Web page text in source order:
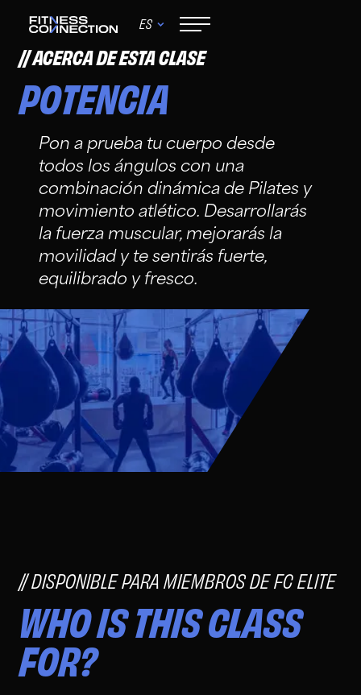
ES
ACERCA DE ESTA CLASE
POTENCIA
Pon a prueba tu cuerpo desde
todos los ángulos con una
combinación dinámica de Pilates y
movimiento atlético. Desarrollarás
la fuerza muscular, mejorarás la
movilidad y te sentirás fuerte,
equilibrado y fresco.
DISPONIBLE PARA MIEMBROS DE FC ELITE
WHO IS THIS CLASS
FOR?